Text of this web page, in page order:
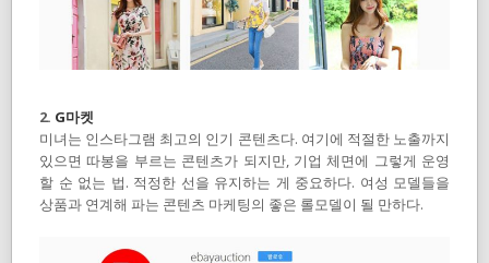
2. G마켓
미녀는 인스타그램 최고의 인기 콘텐츠다. 여기에 적절한 노출까지
있으면 따봉을 부르는 콘텐츠가 되지만, 기업 체면에 그렇게 운영
할 순 없는 법. 적정한 선을 유지하는 게 중요하다. 여성 모델들을
상품과 연계해 파는 콘텐츠 마케팅의 좋은 롤모델이 될 만하다.